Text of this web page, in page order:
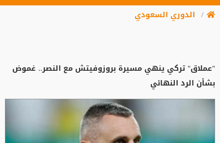
الدوري السعودي
"عملاق" تركي ينهي مسيرة بروزوفيتش مع النصر.. غموض
بشأن الرد النهائي